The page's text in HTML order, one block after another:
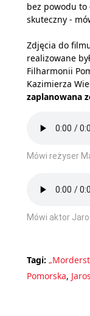
bez powodu to
skuteczny -
Zdjęcia do
realizowane
Filharmonii
Kazimierza
zaplanowana
Mówi reżyser
Mówi aktor
Tagi:
Pomorska,